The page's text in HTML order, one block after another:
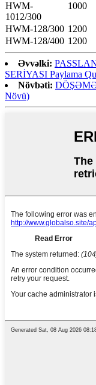
HWM-
1012/300
1000
HWM-128/300 1200
HWM-128/400 1200
Əvvəlki:
SERİYASI Paylama
Növbəti:
Növü)